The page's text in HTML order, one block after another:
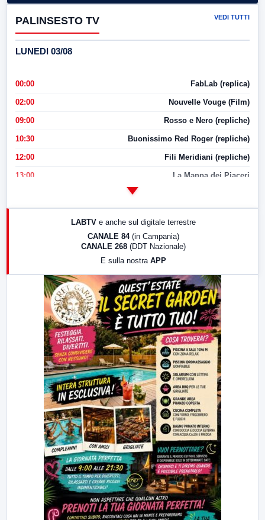
PALINSESTO TV VEDI TUTTI
LUNEDI 03/08
00:00 FabLab (replica)
02:00 Nouvelle Vouge (Film)
09:00 Rosso e Nero (repliche)
10:30 Buonissimo Red Roger (repliche)
12:00 Fili Meridiani (repliche)
13:00 La Mappa dei Piaceri
LabNews (replica)
LABTV e anche sul digitale terrestre
CANALE 84 (in Campania)
CANALE 268 (DDT Nazionale)
E sulla nostra APP